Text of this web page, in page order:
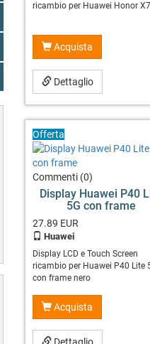
ricambio per Huawei Honor X7
Acquista
Dettaglio
Offerta
Commenti (0)
Display Huawei P40
5G con frame
27.89 EUR
Huawei
Display LCD e Touch Screen
ricambio per Huawei P40 Lite
con frame nero
Acquista